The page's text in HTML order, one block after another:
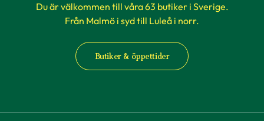
Du är välkommen till våra 63 butiker i Sverige.
Från Malmö i syd till Luleå i norr.
Butiker & öppettider